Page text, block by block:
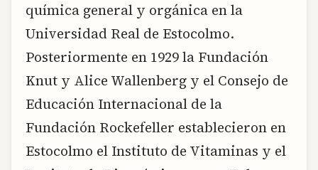
química general y orgánica en la
Universidad Real de Estocolmo.
Posteriormente en 1929 la Fundación
Knut y Alice Wallenberg y el Consejo de
Educación Internacional de la
Fundación Rockefeller establecieron en
Estocolmo el Instituto de Vitaminas y el